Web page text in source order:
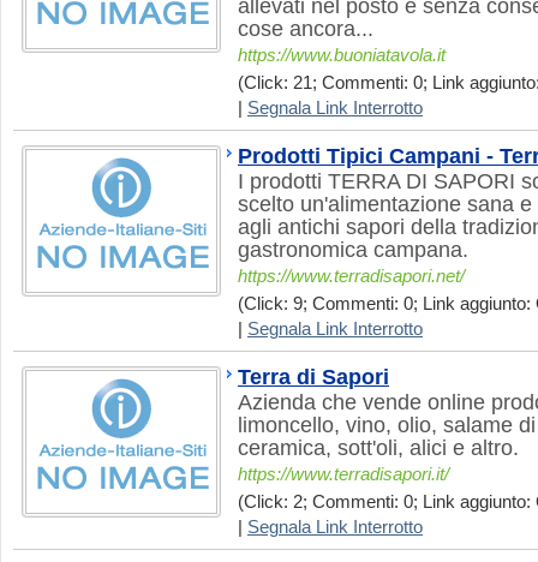
allevati nel posto e senza
cose ancora...
https://www.buoniatavola.it
(Click: 21; Commenti: 0; Link
Segnala Link Interrotto
Prodotti Tipici Campani -
I prodotti TERRA DI SAPORI
scelto un'alimentazione sana
agli antichi sapori della
gastronomica campana.
https://www.terradisapori.net/
(Click: 9; Commenti: 0; Link aggiunto:
Segnala Link Interrotto
Terra di Sapori
Azienda che vende online
limoncello, vino, olio, salame
ceramica, sott'oli, alici e altro.
https://www.terradisapori.it/
(Click: 2; Commenti: 0; Link aggiunto:
Segnala Link Interrotto